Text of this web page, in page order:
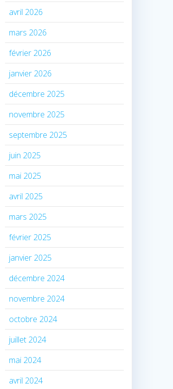
avril 2026
mars 2026
février 2026
janvier 2026
décembre 2025
novembre 2025
septembre 2025
juin 2025
mai 2025
avril 2025
mars 2025
février 2025
janvier 2025
décembre 2024
novembre 2024
octobre 2024
juillet 2024
mai 2024
avril 2024